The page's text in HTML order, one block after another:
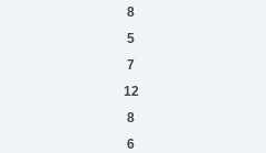
8
5
7
12
8
6